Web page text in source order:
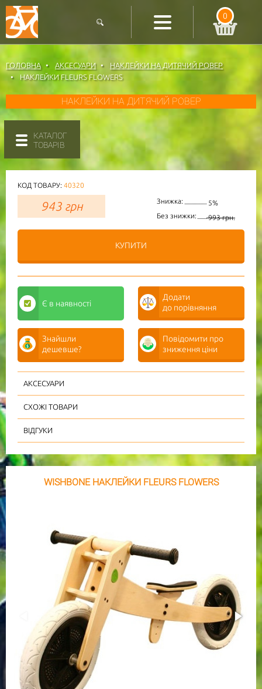
0
ГОЛОВНА АКСЕСУАРИ
НАКЛЕЙКИ НА ДИТЯЧИЙ РОВЕР
НАКЛЕЙКИ FLEURS FLOWERS
НАКЛЕЙКИ НА ДИТЯЧИЙ РОВЕР
КАТАЛОГ
ТОВАРІВ
КОД ТОВАРУ: 40320
943 грн Знижка:
5%
Без знижки:
993 грн.
Є в наявності
Додати
до порівняння
Знайшли
дешевше?
Повідомити про
зниження ціни
АКСЕСУАРИ
СХОЖІ ТОВАРИ
ВІДГУКИ
WISHBONE НАКЛЕЙКИ FLEURS FLOWERS